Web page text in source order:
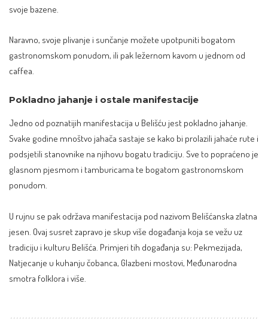
svoje bazene.
Naravno, svoje plivanje i sunčanje možete upotpuniti bogatom
gastronomskom ponudom, ili pak ležernom kavom u jednom od
caffea.
Pokladno jahanje i ostale manifestacije
Jedno od poznatijih manifestacija u Belišću jest pokladno jahanje.
Svake godine mnoštvo jahača sastaje se kako bi prolazili jahaće rute i
podsjetili stanovnike na njihovu bogatu tradiciju. Sve to popraćeno je
glasnom pjesmom i tamburicama te bogatom gastronomskom
ponudom.
U rujnu se pak održava manifestacija pod nazivom Belišćanska zlatna
jesen. Ovaj susret zapravo je skup više događanja koja se vežu uz
tradiciju i kulturu Belišća. Primjeri tih događanja su: Pekmezijada,
Natjecanje u kuhanju čobanca, Glazbeni mostovi, Međunarodna
smotra folklora i više.